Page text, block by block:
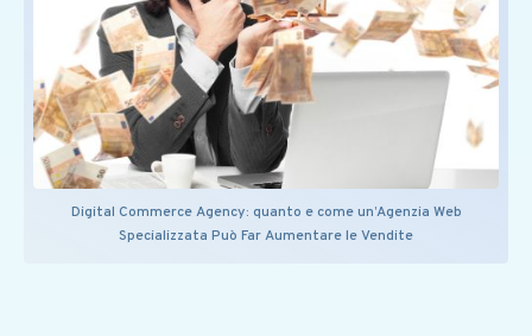
Digital Commerce Agency: quanto e come un’Agenzia Web
Specializzata Può Far Aumentare le Vendite